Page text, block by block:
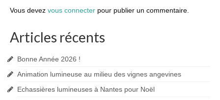
Vous devez vous connecter pour publier un commentaire.
Articles récents
Bonne Année 2026 !
Animation lumineuse au milieu des vignes angevines
Echassières lumineuses à Nantes pour Noël